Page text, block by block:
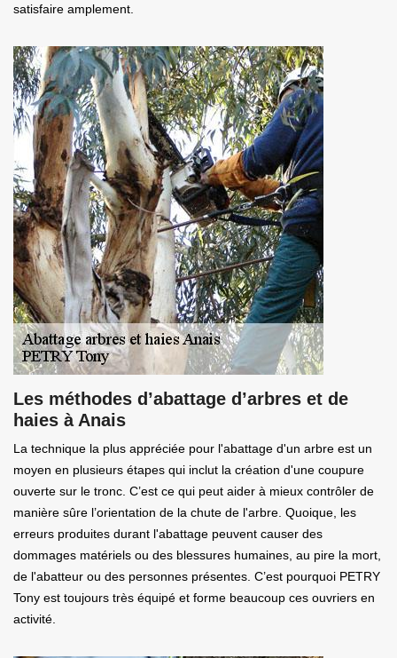
satisfaire amplement.
Les méthodes d’abattage d’arbres et de
haies à Anais
La technique la plus appréciée pour l'abattage d'un arbre est un
moyen en plusieurs étapes qui inclut la création d'une coupure
ouverte sur le tronc. C’est ce qui peut aider à mieux contrôler de
manière sûre l’orientation de la chute de l'arbre. Quoique, les
erreurs produites durant l'abattage peuvent causer des
dommages matériels ou des blessures humaines, au pire la mort,
de l'abatteur ou des personnes présentes. C’est pourquoi PETRY
Tony est toujours très équipé et forme beaucoup ces ouvriers en
activité.